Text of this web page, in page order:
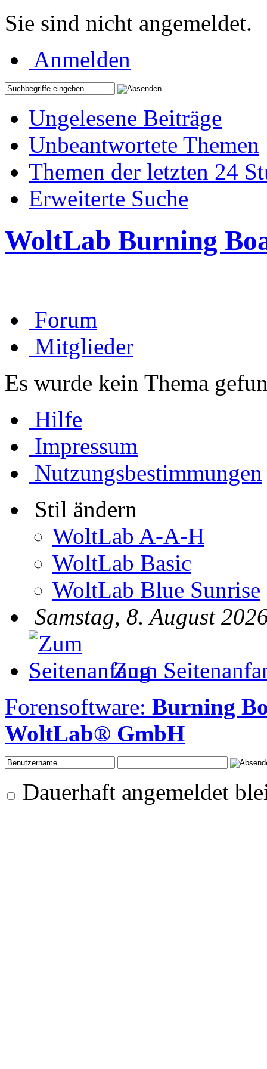
Sie sind nicht angemeldet.
Anmelden
Ungelesene Beiträge
Unbeantwortete Themen
Themen der letzten 24
Erweiterte Suche
WoltLab Burning
Forum
Mitglieder
Es wurde kein Thema
Hilfe
Impressum
Nutzungsbestimmungen
Stil ändern
WoltLab A-A-H
WoltLab Basic
WoltLab Blue Sunrise
Samstag, 8. August
Zum
Forensoftware: Burning
WoltLab® GmbH
Dauerhaft angemeldet